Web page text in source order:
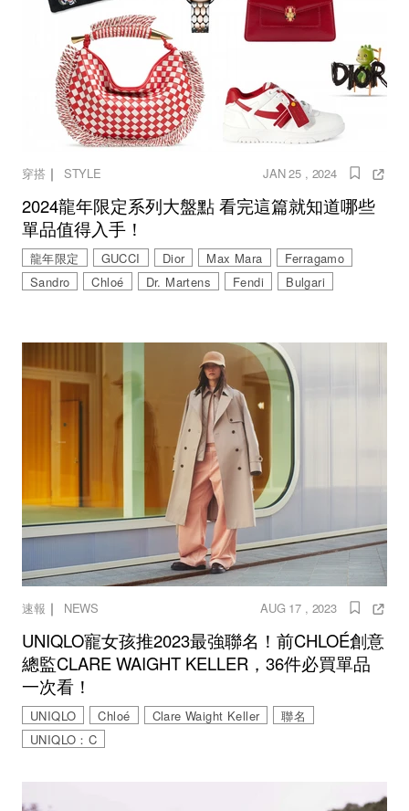
穿搭 ｜ STYLE JAN 25 , 2024
2024龍年限定系列大盤點 看完這篇就知道哪些
單品值得入手！
龍年限定 GUCCI Dior Max Mara
Ferragamo
Sandro
Chloé Dr. Martens Fendi Bulgari
速報 ｜ NEWS AUG 17 , 2023
UNIQLO寵女孩推2023最強聯名！前CHLOÉ創意
總監CLARE WAIGHT KELLER，36件必買單品
一次看！
UNIQLO Chloé Clare Waight Keller
聯名
UNIQLO：C